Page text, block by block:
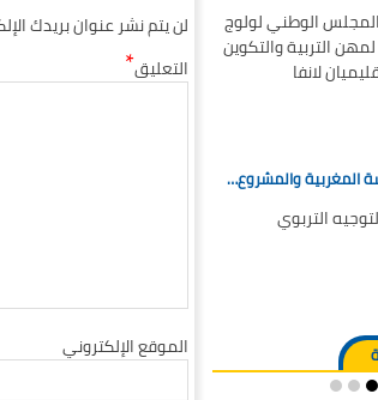
لن يتم نشر عنوان بريدك
التعليق*
الموقع الإلكتروني
الوطني لولوج
التربية والتكوين
لانفا
المغربية والمشروع…
التربوي